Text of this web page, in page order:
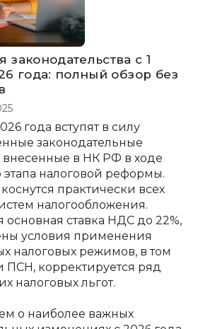
с 1
года: полный обзор без
года вступят в силу
законодательные
в НК РФ в ходе
этапа налоговой реформы.
практически всех
налогообложения.
основная ставка НДС до 22%,
условия применения
налоговых режимов, в том
ПСН, корректируется ряд
налоговых льгот.
о наиболее важных